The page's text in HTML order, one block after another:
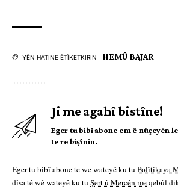
YÊN HATINE ÊTÎKETKIRIN HEMÛ BAJAR
Ji me agahî bistîne!
Eger tu bibî abone em ê nûçeyên
te re bişînin.
Eger tu bibî abone te we wateyê ku tu Polîtikaya
dîsa tê wê wateyê ku tu Şert û Mercên meqebûl